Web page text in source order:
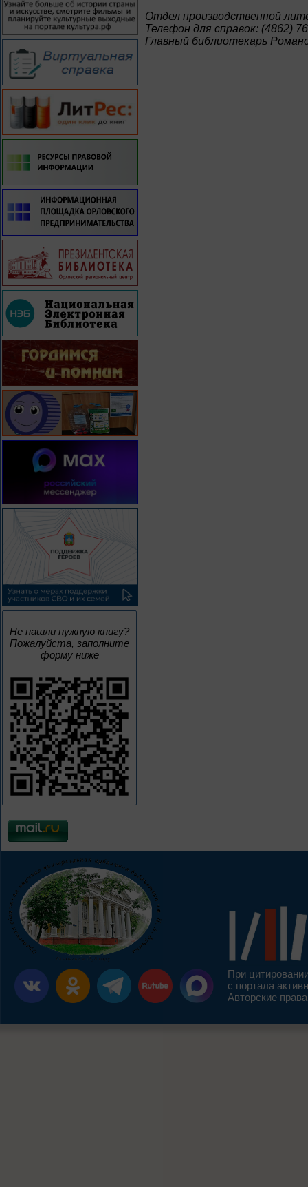
Не нашли нужную книгу?
Пожалуйста, заполните
форму ниже
Отдел производственной
Телефон для справок: (4862)
Главный библиотекарь
При
с портала
Авторские